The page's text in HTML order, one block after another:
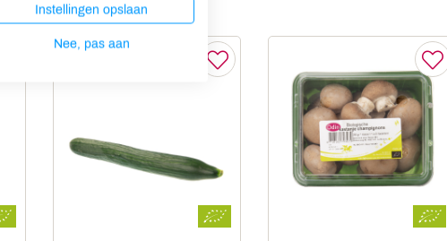
Instellingen opslaan
Nee, pas aan